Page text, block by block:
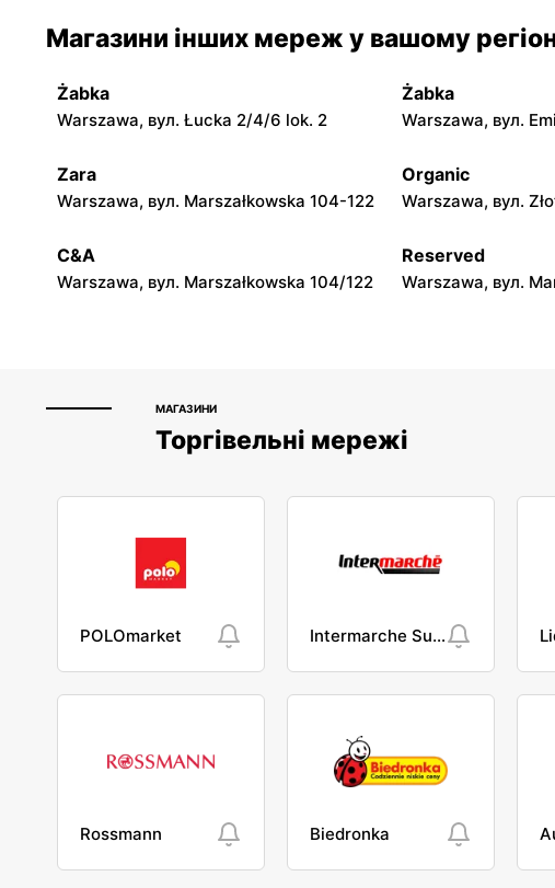
Jadachy, вул. Jadachy 111 Jeżowe, вул.
moje sklepy
Górki, вул. Górki 71
moje sklepy
Gumniska, вул.
moje sklepy
Hyżne, вул. Hyżne 100
moje sklepy
Jarosław, вул.
Магазини інших мереж у вашому
Żabka
Warszawa, вул. Łucka 2/4/6 lok. 2
Żabka
Warszawa, вул.
Zara
Warszawa, вул. Marszałkowska 104-122
Organic
Warszawa, вул.
C&A
Warszawa, вул. Marszałkowska 104/122
Reserved
Warszawa, вул.
МАГАЗИНИ
Торгівельні мережі
POLOmarket Intermarche Super
Rossmann Biedronka